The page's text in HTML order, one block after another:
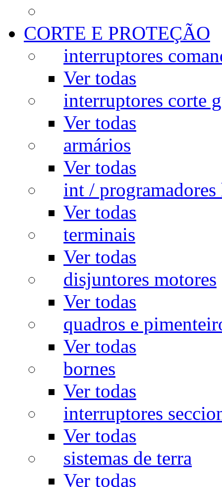
CORTE E PROTEÇÃO
interruptores
Ver todas
interruptores corte
Ver todas
armários
Ver todas
int / programadores
Ver todas
terminais
Ver todas
disjuntores motores
Ver todas
quadros e
Ver todas
bornes
Ver todas
interruptores
Ver todas
sistemas de terra
Ver todas